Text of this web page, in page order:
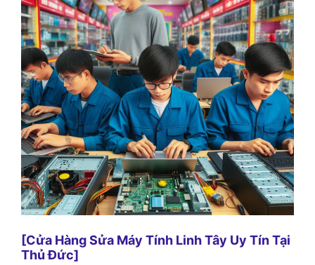
[Cửa Hàng Sửa Máy Tính Linh Tây Uy Tín Tại
Thủ Đức]